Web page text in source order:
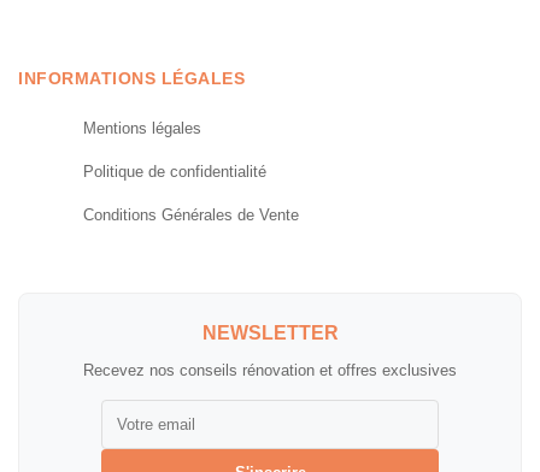
NEWSLETTER
Recevez nos conseils rénovation et offres exclusives
INFORMATIONS LÉGALES
Mentions légales
Politique de confidentialité
Conditions Générales de Vente